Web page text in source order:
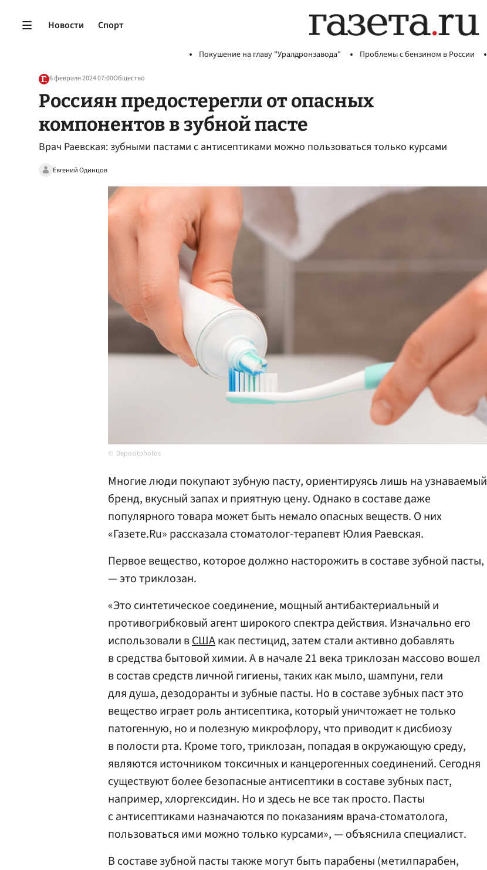
Новости Спорт
Покушение на главу "Уралдронзавода" Проблемы с бензином в России
6 февраля 2024 07:00Общество
Россиян предостерегли от опасных
компонентов в зубной пасте
Врач Раевская: зубными пастами с антисептиками можно пользоваться только курсами
Евгений Одинцов
Depositphotos
Многие люди покупают зубную пасту, ориентируясь лишь на узнаваемый
бренд, вкусный запах и приятную цену. Однако в составе даже
популярного товара может быть немало опасных веществ. О них
«Газете.Ru» рассказала стоматолог-терапевт Юлия Раевская.
Первое вещество, которое должно насторожить в составе зубной пасты,
— это триклозан.
«Это синтетическое соединение, мощный антибактериальный и
противогрибковый агент широкого спектра действия. Изначально его
использовали вСШАкак пестицид, затем стали активно добавлять
в средства бытовой химии. А в начале 21 века триклозан массово вошел
в состав средств личной гигиены, таких как мыло, шампуни, гели
для душа, дезодоранты и зубные пасты. Но в составе зубных паст это
вещество играет роль антисептика, который уничтожает не только
патогенную, но и полезную микрофлору, что приводит к дисбиозу
в полости рта. Кроме того, триклозан, попадая в окружающую среду,
являются источником токсичных и канцерогенных соединений. Сегодня
существуют более безопасные антисептики в составе зубных паст,
например, хлоргексидин. Но и здесь не все так просто. Пасты
с антисептиками назначаются по показаниям врача-стоматолога,
пользоваться ими можно только курсами», — объяснила специалист.
В составе зубной пасты также могут быть парабены (метилпарабен,